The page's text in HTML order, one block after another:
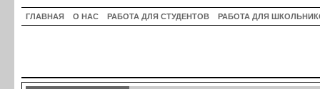
ГЛАВНАЯ О НАС РАБОТА ДЛЯ СТУДЕНТОВ РАБОТА ДЛЯ